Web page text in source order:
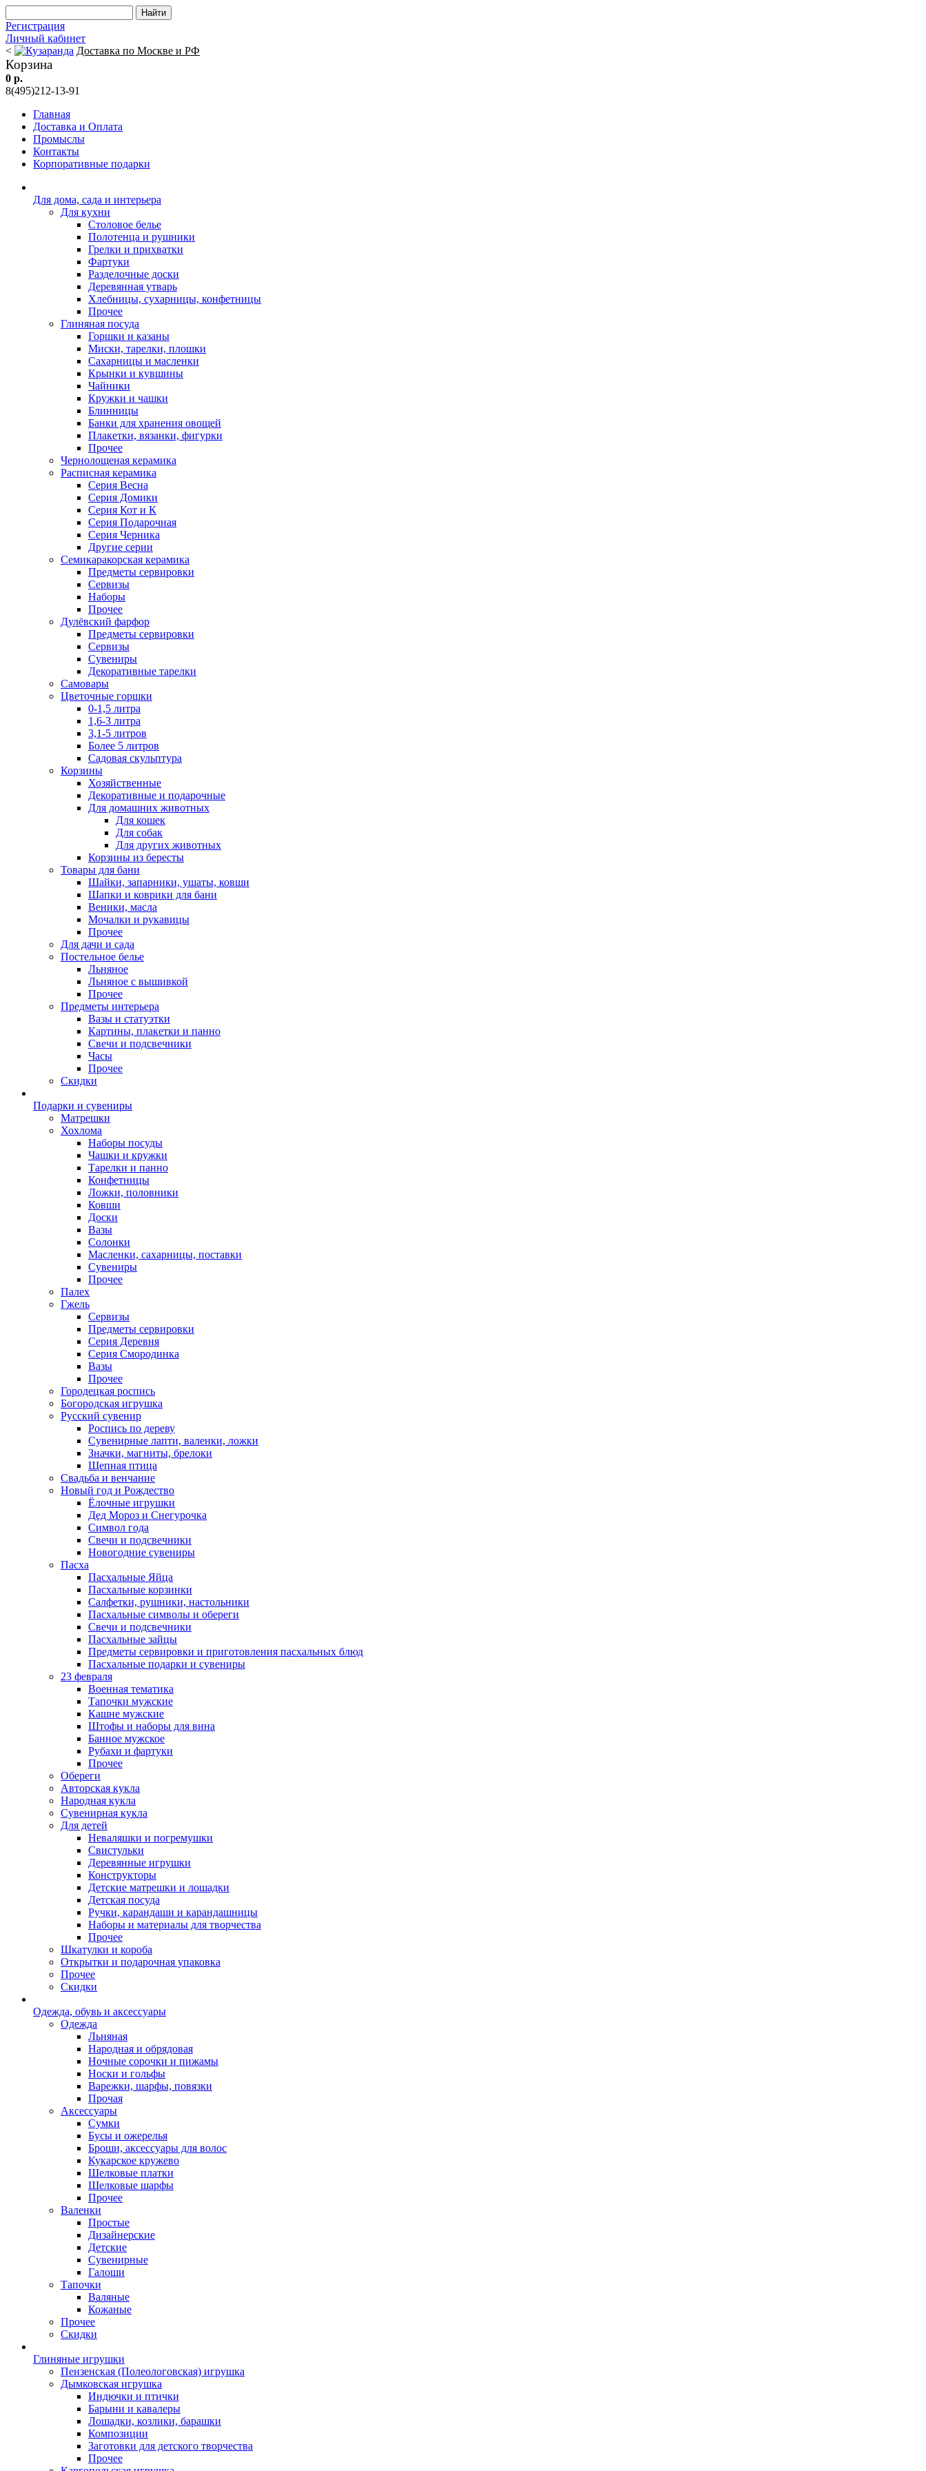
Регистрация
Личный кабинет
<
Доставка по Москве и РФ
Корзина
0 р.
8(495)212-13-91
Главная
Доставка и Оплата
Промыслы
Контакты
Корпоративные подарки
Для дома, сада и интерьера
Для кухни
Столовое белье
Полотенца и рушники
Грелки и прихватки
Фартуки
Разделочные доски
Деревянная утварь
Хлебницы, сухарницы, конфетницы
Прочее
Глиняная посуда
Горшки и казаны
Миски, тарелки, плошки
Сахарницы и масленки
Крынки и кувшины
Чайники
Кружки и чашки
Блинницы
Банки для хранения овощей
Плакетки, вязанки, фигурки
Прочее
Чернолощеная керамика
Расписная керамика
Серия Весна
Серия Домики
Серия Кот и К
Серия Подарочная
Серия Черника
Другие серии
Семикаракорская керамика
Предметы сервировки
Сервизы
Наборы
Прочее
Дулёвский фарфор
Предметы сервировки
Сервизы
Сувениры
Декоративные тарелки
Самовары
Цветочные горшки
0-1,5 литра
1,6-3 литра
3,1-5 литров
Более 5 литров
Садовая скульптура
Корзины
Хозяйственные
Декоративные и подарочные
Для домашних животных
Для кошек
Для собак
Для других животных
Корзины из бересты
Товары для бани
Шайки, запарники, ушаты, ковши
Шапки и коврики для бани
Веники, масла
Мочалки и рукавицы
Прочее
Для дачи и сада
Постельное белье
Льняное
Льняное с вышивкой
Прочее
Предметы интерьера
Вазы и статуэтки
Картины, плакетки и панно
Свечи и подсвечники
Часы
Прочее
Скидки
Подарки и сувениры
Матрешки
Хохлома
Наборы посуды
Чашки и кружки
Тарелки и панно
Конфетницы
Ложки, половники
Ковши
Доски
Вазы
Солонки
Масленки, сахарницы, поставки
Сувениры
Прочее
Палех
Гжель
Сервизы
Предметы сервировки
Серия Деревня
Серия Смородинка
Вазы
Прочее
Городецкая роспись
Богородская игрушка
Русский сувенир
Роспись по дереву
Сувенирные лапти, валенки, ложки
Значки, магниты, брелоки
Щепная птица
Свадьба и венчание
Новый год и Рождество
Ёлочные игрушки
Дед Мороз и Снегурочка
Символ года
Свечи и подсвечники
Новогодние сувениры
Пасха
Пасхальные Яйца
Пасхальные корзинки
Салфетки, рушники, настольники
Пасхальные символы и обереги
Свечи и подсвечники
Пасхальные зайцы
Предметы сервировки и приготовления пасхальных блюд
Пасхальные подарки и сувениры
23 февраля
Военная тематика
Тапочки мужские
Кашне мужские
Штофы и наборы для вина
Банное мужское
Рубахи и фартуки
Прочее
Обереги
Авторская кукла
Народная кукла
Сувенирная кукла
Для детей
Неваляшки и погремушки
Свистульки
Деревянные игрушки
Конструкторы
Детские матрешки и лошадки
Детская посуда
Ручки, карандаши и карандашницы
Наборы и материалы для творчества
Прочее
Шкатулки и короба
Открытки и подарочная упаковка
Прочее
Скидки
Одежда, обувь и аксессуары
Одежда
Льняная
Народная и обрядовая
Ночные сорочки и пижамы
Носки и гольфы
Варежки, шарфы, повязки
Прочая
Аксессуары
Сумки
Бусы и ожерелья
Броши, аксессуары для волос
Кукарское кружево
Шелковые платки
Шелковые шарфы
Прочее
Валенки
Простые
Дизайнерские
Детские
Сувенирные
Галоши
Тапочки
Валяные
Кожаные
Прочее
Скидки
Глиняные игрушки
Пензенская (Полеологовская) игрушка
Дымковская игрушка
Индючки и птички
Барыни и кавалеры
Лошадки, козлики, барашки
Композиции
Заготовки для детского творчества
Прочее